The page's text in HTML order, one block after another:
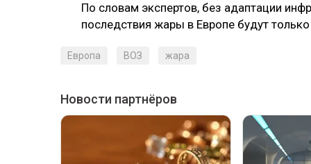
По словам экспертов, без адаптации
последствия жары в Европе будут только
Европа ВОЗ жара